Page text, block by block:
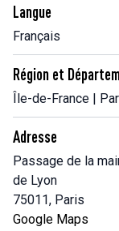
Langue
Français
Région et
Île-de-France |
Adresse
Passage de la
de Lyon
75011, Paris
Google Maps